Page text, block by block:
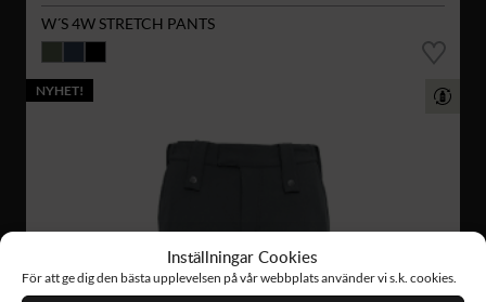
Inställningar Cookies
För att ge dig den bästa upplevelsen på vår webbplats använder vi s.k. cookies.
W´S 4W STRETCH PANTS
NYHET!